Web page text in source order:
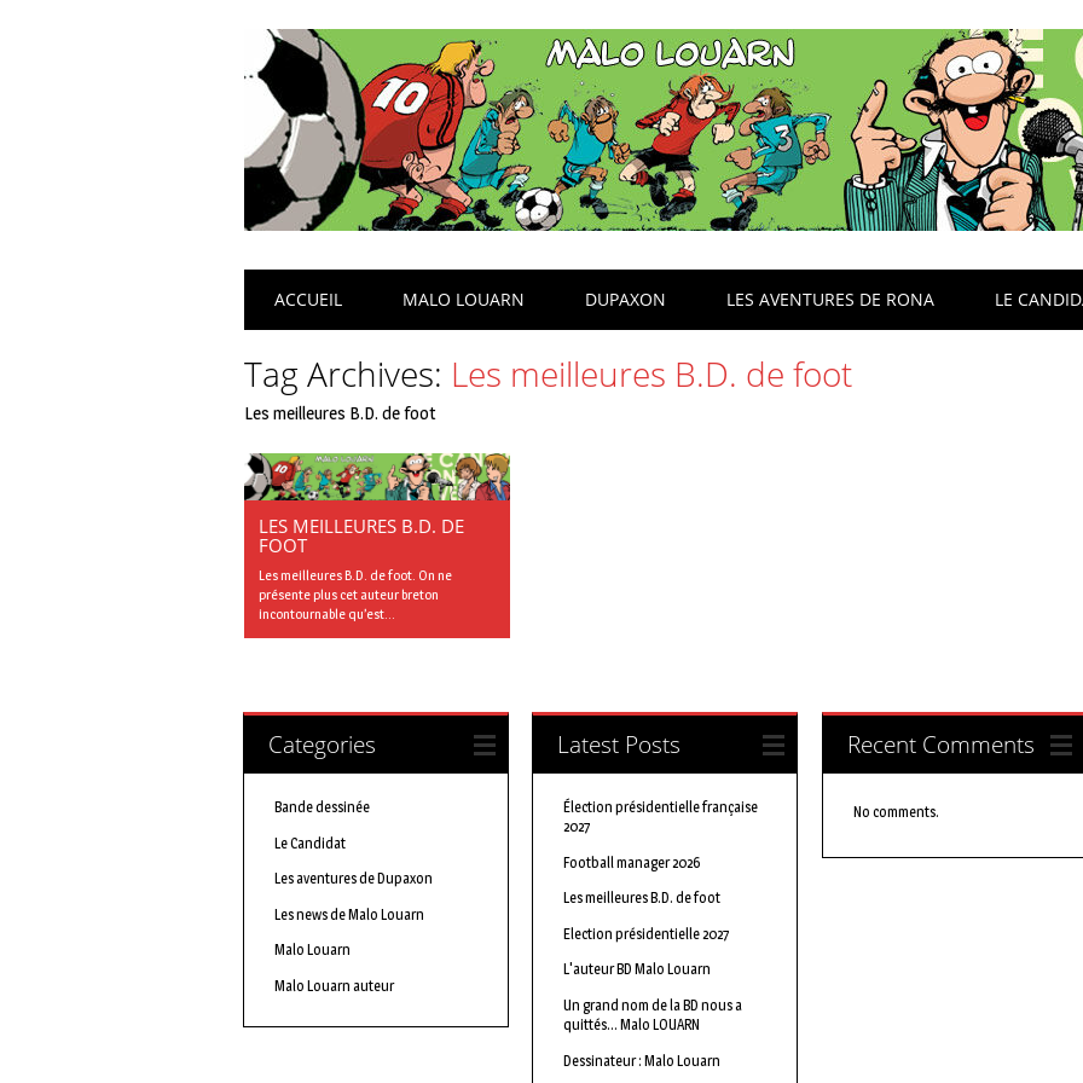
Main menu
ACCUEIL MALO LOUARN DUPAXON LES AVENTURES DE RONA LE
Tag Archives: Les meilleures B.D. de foot
Les meilleures B.D. de foot
LES MEILLEURES B.D. DE
FOOT
Les meilleures B.D. de foot. On ne
présente plus cet auteur breton
incontournable qu’est...
Categories
Bande dessinée
Le Candidat
Les aventures de Dupaxon
Les news de Malo Louarn
Malo Louarn
Malo Louarn auteur
Latest Posts
Élection présidentielle française
2027
Football manager 2026
Les meilleures B.D. de foot
Election présidentielle 2027
L'auteur BD Malo Louarn
Un grand nom de la BD nous a
quittés… Malo LOUARN
Dessinateur : Malo Louarn
Recent Comments
No comments.